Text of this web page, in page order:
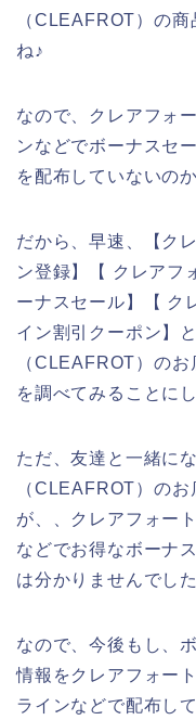
（CLEAFROT）の
ね♪
なので、クレアフォ
ンなどでボーナスセ
を配布していないの
だから、早速、【ク
ン登録】【 クレアフ
ーナスセール】【 ク
イン割引クーポン】
（CLEAFROT）の
を調べてみることに
ただ、友達と一緒に
（CLEAFROT）の
が、、クレアフォー
などでお得なボーナ
は分かりませんでした
なので、今後もし、
情報をクレアフォー
ラインなどで配布し